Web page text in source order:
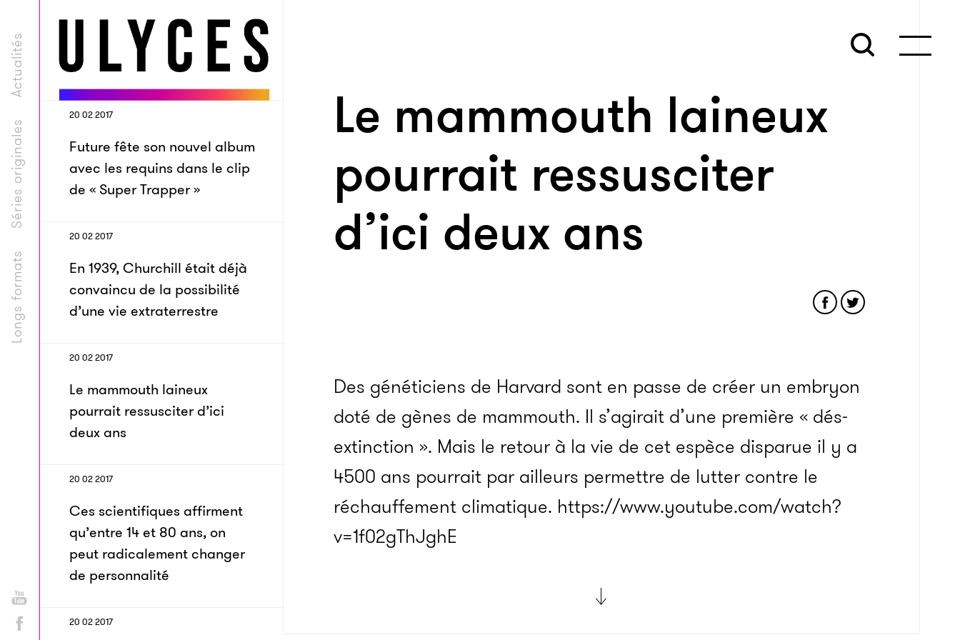
Longs formats
Séries originales
Actualités
20 02 2017
Future fête son nouvel album
avec les requins dans le clip
de « Super Trapper »
20 02 2017
En 1939, Churchill était déjà
convaincu de la possibilité
d’une vie extraterrestre
20 02 2017
Le mammouth laineux
pourrait ressusciter d’ici
deux ans
20 02 2017
Ces scientifiques affirment
qu’entre 14 et 80 ans, on
peut radicalement changer
de personnalité
20 02 2017
Le mammouth laineux
pourrait ressusciter
d’ici deux ans
Des généticiens de Harvard sont en passe de créer un embryon
doté de gènes de mammouth. Il s’agirait d’une première « dés-
extinction ». Mais le retour à la vie de cet espèce disparue il y a
4500 ans pourrait par ailleurs permettre de lutter contre le
réchauffement climatique. https://www.youtube.com/watch?
v=1f02gThJghE